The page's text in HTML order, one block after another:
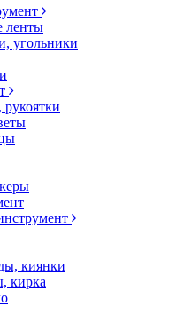
ленты
угольники
киянки
кирка